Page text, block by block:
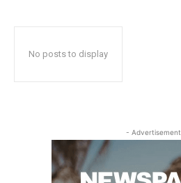
No posts to display
-